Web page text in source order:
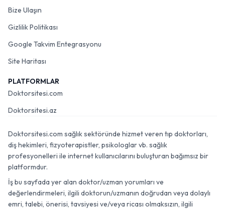
Bize Ulaşın
Gizlilik Politikası
Google Takvim Entegrasyonu
Site Haritası
PLATFORMLAR
Doktorsitesi.com
Doktorsitesi.az
Doktorsitesi.com sağlık sektöründe hizmet veren tıp doktorları,
diş hekimleri, fizyoterapistler, psikologlar vb. sağlık
profesyonelleri ile internet kullanıcılarını buluşturan bağımsız bir
platformdur.
İş bu sayfada yer alan doktor/uzman yorumları ve
değerlendirmeleri, ilgili doktorun/uzmanın doğrudan veya dolaylı
emri, talebi, önerisi, tavsiyesi ve/veya ricası olmaksızın, ilgili